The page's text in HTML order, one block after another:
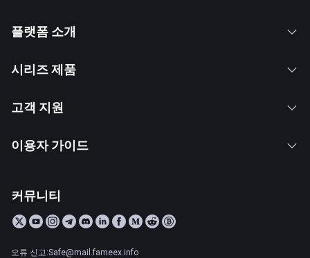
플랫폼 소개
시리즈 제품
고객 지원
이용자 가이드
커뮤니티
오류 신고:Safe@mail.fameex.info